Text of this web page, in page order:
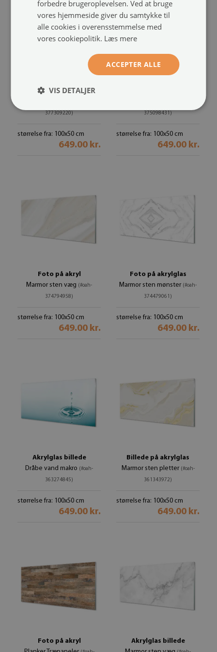
Akryl billede
377309220)
størrelse fra: 100x50 cm
649.00 kr.
375098431)
størrelse fra: 100x50 cm
649.00 kr.
Foto på akryl
Marmor sten væg (#oah-
374794958)
størrelse fra: 100x50 cm
649.00 kr.
Foto på akrylglas
Marmor sten mønster (#oah-
374479061)
størrelse fra: 100x50 cm
649.00 kr.
Akrylglas billede
Dråbe vand makro (#oah-
363274845)
størrelse fra: 100x50 cm
649.00 kr.
Billede på akrylglas
Marmor sten pletter (#oah-
361343972)
størrelse fra: 100x50 cm
649.00 kr.
Foto på akryl
Akrylglas billede
forbedre brugeroplevelsen. Ved at bruge
vores hjemmeside giver du samtykke til
alle cookies i overensstemmelse med
vores cookiepolitik. Læs mere
ACCEPTER ALLE
VIS DETALJER